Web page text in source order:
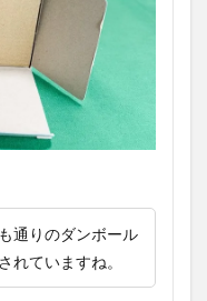
通りのダンボール
れていますね。